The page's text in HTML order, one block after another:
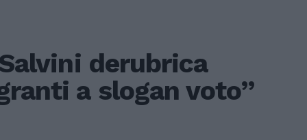
derubrica
a slogan voto”